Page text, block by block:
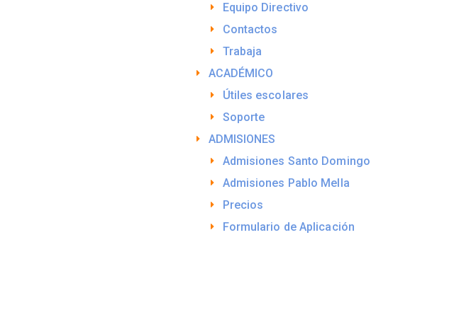
Equipo Directivo
Contactos
Trabaja
ACADÉMICO
Útiles escolares
Soporte
ADMISIONES
Admisiones Santo Domingo
Admisiones Pablo Mella
Precios
Formulario de Aplicación